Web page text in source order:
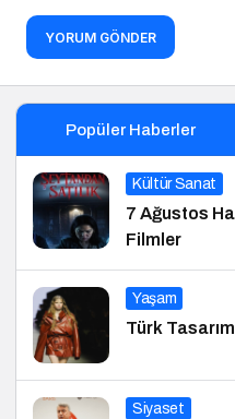
YORUM GÖNDER
Popüler Haberler
Kültür Sanat
7 Ağustos
Filmler
Yaşam
Türk
Siyaset